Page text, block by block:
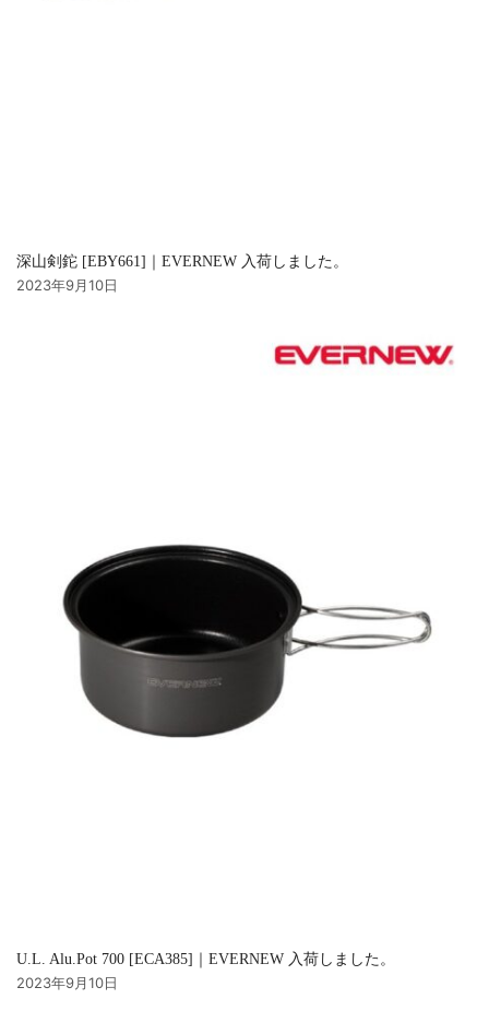
深山剣鉈 [EBY661]｜EVERNEW 入荷しました。
2023年9月10日
U.L. Alu.Pot 700 [ECA385]｜EVERNEW 入荷しました。
2023年9月10日